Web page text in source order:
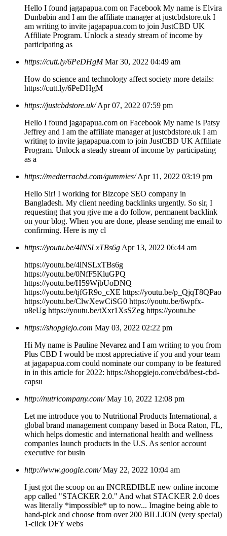
Hello I found jagapapua.com on Facebook My name is Elvira
Dunbabin and I am the affiliate manager at justcbdstore.uk I
am writing to invite jagapapua.com to join JustCBD UK
Affiliate Program. Unlock a steady stream of income by
participating as
https://cutt.ly/6PeDHgM Mar 30, 2022 04:49 am
How do science and technology affect society more details:
https://cutt.ly/6PeDHgM
https://justcbdstore.uk/ Apr 07, 2022 07:59 pm
Hello I found jagapapua.com on Facebook My name is Patsy
Jeffrey and I am the affiliate manager at justcbdstore.uk I am
writing to invite jagapapua.com to join JustCBD UK Affiliate
Program. Unlock a steady stream of income by participating
as a
https://medterracbd.com/gummies/ Apr 11, 2022 03:19 pm
Hello Sir! I working for Bizcope SEO company in
Bangladesh. My client needing backlinks urgently. So sir, I
requesting that you give me a do follow, permanent backlink
on your blog. When you are done, please sending me email to
confirming. Here is my cl
https://youtu.be/4lNSLxTBs6g Apr 13, 2022 06:44 am
https://youtu.be/4lNSLxTBs6g
https://youtu.be/0NfF5KluGPQ
https://youtu.be/H59WjbUoDNQ
https://youtu.be/tjfGR9o_cXE https://youtu.be/p_QjqT8QPao
https://youtu.be/ClwXewCiSG0 https://youtu.be/6wpfx-
u8eUg https://youtu.be/tXxr1XsSZeg https://youtu.be
https://shopgiejo.com May 03, 2022 02:22 pm
Hi My name is Pauline Nevarez and I am writing to you from
Plus CBD I would be most appreciative if you and your team
at jagapapua.com could nominate our company to be featured
in in this article for 2022: https://shopgiejo.com/cbd/best-cbd-
capsu
http://nutricompany.com/ May 10, 2022 12:08 pm
Let me introduce you to Nutritional Products International, a
global brand management company based in Boca Raton, FL,
which helps domestic and international health and wellness
companies launch products in the U.S. As senior account
executive for busin
http://www.google.com/ May 22, 2022 10:04 am
I just got the scoop on an INCREDIBLE new online income
app called "STACKER 2.0." And what STACKER 2.0 does
was literally *impossible* up to now... Imagine being able to
hand-pick and choose from over 200 BILLION (very special)
1-click DFY webs